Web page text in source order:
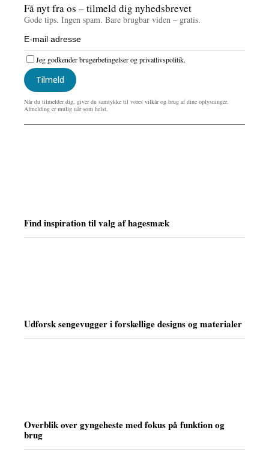
Find inspiration til valg af hagesmæk
Udforsk sengevugger i forskellige designs og materialer
Overblik over gyngeheste med fokus på funktion og
brug
Få nyt fra os – tilmeld dig nyhedsbrevet
Gode tips. Ingen spam. Bare brugbar viden – gratis.
Tilmeld
Jeg godkender brugerbetingelser og privatlivspolitik.
Når du tilmelder dig, giver du samtykke til vores vilkår og brug af dine oplysninger.
Afmelding er mulig når som helst.